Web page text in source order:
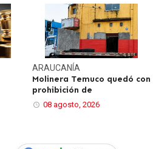
ARAUCANÍA
Molinera Temuco quedó con
prohibición de
08 agosto, 2026